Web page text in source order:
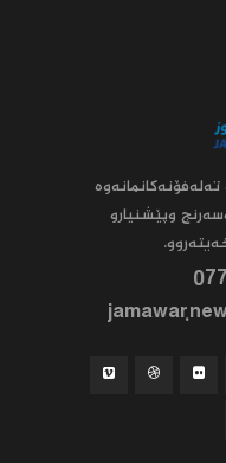
وپێشنیارو